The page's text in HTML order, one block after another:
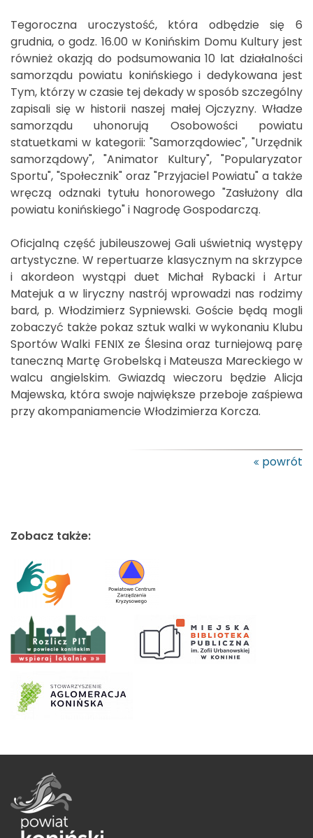
Tegoroczna uroczystość, która odbędzie się 6
grudnia, o godz. 16.00 w Konińskim Domu Kultury jest
również okazją do podsumowania 10 lat działalności
samorządu powiatu konińskiego i dedykowana jest
Tym, którzy w czasie tej dekady w sposób szczególny
zapisali się w historii naszej małej Ojczyzny. Władze
samorządu uhonorują Osobowości powiatu
statuetkami w kategorii: "Samorządowiec", "Urzędnik
samorządowy", "Animator Kultury", "Popularyzator
Sportu", "Społecznik" oraz "Przyjaciel Powiatu" a także
wręczą odznaki tytułu honorowego "Zasłużony dla
powiatu konińskiego" i Nagrodę Gospodarczą.
Oficjalną część jubileuszowej Gali uświetnią występy
artystyczne. W repertuarze klasycznym na skrzypce
i akordeon wystąpi duet Michał Rybacki i Artur
Matejuk a w liryczny nastrój wprowadzi nas rodzimy
bard, p. Włodzimierz Sypniewski. Goście będą mogli
zobaczyć także pokaz sztuk walki w wykonaniu Klubu
Sportów Walki FENIX ze Ślesina oraz turniejową parę
taneczną Martę Grobelską i Mateusza Mareckiego w
walcu angielskim. Gwiazdą wieczoru będzie Alicja
Majewska, która swoje największe przeboje zaśpiewa
przy akompaniamencie Włodzimierza Korcza.
powrót
Zobacz także: